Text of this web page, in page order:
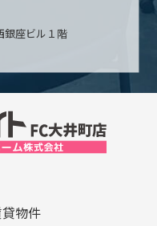
銀座ビル１階
物件